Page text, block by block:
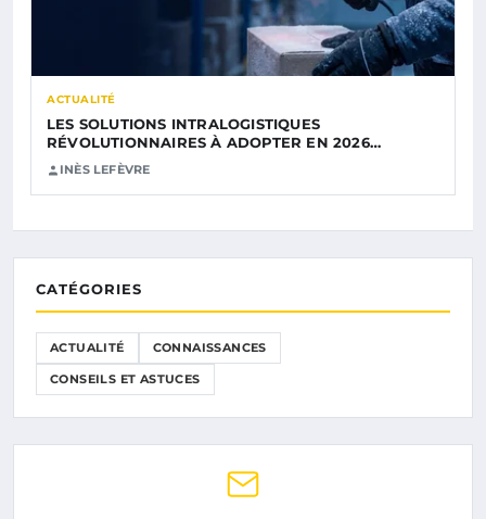
ACTUALITÉ
LES SOLUTIONS INTRALOGISTIQUES
RÉVOLUTIONNAIRES À ADOPTER EN 2026…
INÈS LEFÈVRE
CATÉGORIES
ACTUALITÉ CONNAISSANCES
CONSEILS ET ASTUCES